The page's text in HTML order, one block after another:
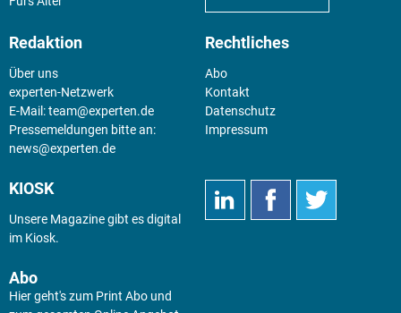
Redaktion
Über uns
experten-Netzwerk
E-Mail:team@experten.de
Pressemeldungen bitte an:
news@experten.de
Rechtliches
Abo
Kontakt
Datenschutz
Impressum
KIOSK
Unsere Magazine gibt es digital
im Kiosk.
Abo
Hier geht's zum Print Abo und